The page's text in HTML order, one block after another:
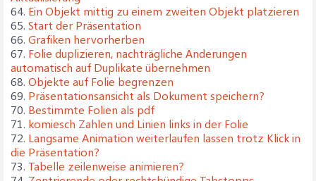
64. Ein Objekt mittig zu einem zweiten Objekt platzieren
65. Start der Präsentation
66. Grafiken hervorherben
67. Folie duplizieren, nachträgliche Änderungen
automatisch auf Duplikate übernehmen
68. Objekte auf Folie begrenzen
69. Präsentationsansicht als Dokument speichern?
70. Bestimmte Folien als pdf
71. komiesch Zahlen und Linien links in der Folie
72. Langsame Animation weiterlaufen lassen trotz Klick in
die Präsentation?
73. Tabelle zeilenweise animieren?